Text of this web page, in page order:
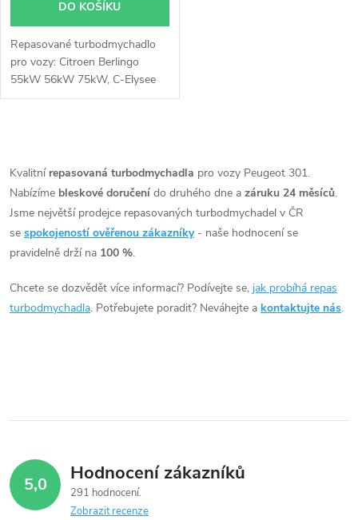
DO KOŠÍKU
Repasované turbodmychadlo
pro vozy: Citroen Berlingo
55kW 56kW 75kW, C-Elysee
75kW, C3 73kW 75kW, C4
75kW, Peugeot 208 75kW,
2008 75kW 96kW, 301 75kW,
75kW, Rifter 55kW 75kW,
Toyota Proace 55kW 75kW
88kW 96kW
v
l
á
a
v
k
Kvalitní repasovaná turbodmychadla pro vozy Peugeot 301.
Nabízíme bleskové doručení do druhého dne a záruku 24 měsíců.
Jsme největší prodejce repasovaných turbodmychadel v ČR
se spokojeností ověřenou zákazníky - naše hodnocení se
pravidelně drží na 100 %.
Chcete se dozvědět více informací? Podívejte se, jak probíhá repas
turbodmychadla. Potřebujete poradit? Neváhejte a kontaktujte nás.
5,0 Hodnocení zákazníků
291 hodnocení
Zobrazit recenze